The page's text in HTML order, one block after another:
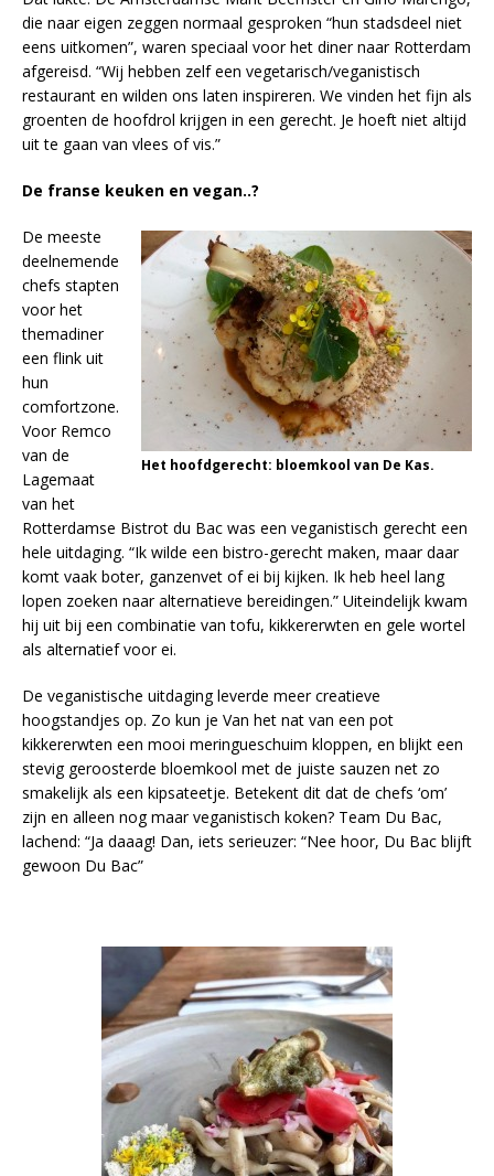
die naar eigen zeggen normaal gesproken “hun stadsdeel niet
eens uitkomen”, waren speciaal voor het diner naar Rotterdam
afgereisd. “Wij hebben zelf een vegetarisch/veganistisch
restaurant en wilden ons laten inspireren. We vinden het fijn als
groenten de hoofdrol krijgen in een gerecht. Je hoeft niet altijd
uit te gaan van vlees of vis.”
De franse keuken en vegan..?
Het hoofdgerecht: bloemkool van De Kas.
De meeste
deelnemende
chefs stapten
voor het
themadiner
een flink uit
hun
comfortzone.
Voor Remco
van de
Lagemaat
van het
Rotterdamse Bistrot du Bac was een veganistisch gerecht een
hele uitdaging. “Ik wilde een bistro-gerecht maken, maar daar
komt vaak boter, ganzenvet of ei bij kijken. Ik heb heel lang
lopen zoeken naar alternatieve bereidingen.” Uiteindelijk kwam
hij uit bij een combinatie van tofu, kikkererwten en gele wortel
als alternatief voor ei.
De veganistische uitdaging leverde meer creatieve
hoogstandjes op. Zo kun je Van het nat van een pot
kikkererwten een mooi meringueschuim kloppen, en blijkt een
stevig geroosterde bloemkool met de juiste sauzen net zo
smakelijk als een kipsateetje. Betekent dit dat de chefs ‘om’
zijn en alleen nog maar veganistisch koken? Team Du Bac,
lachend: “Ja daaag! Dan, iets serieuzer: “Nee hoor, Du Bac blijft
gewoon Du Bac”